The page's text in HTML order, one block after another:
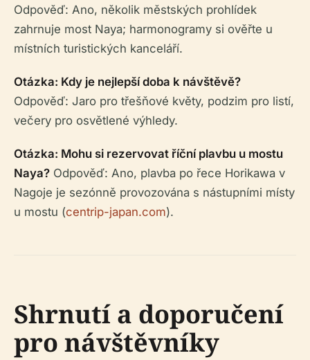
Odpověď: Ano, několik městských prohlídek
zahrnuje most Naya; harmonogramy si ověřte u
místních turistických kanceláří.
Otázka: Kdy je nejlepší doba k návštěvě?
Odpověď: Jaro pro třešňové květy, podzim pro listí,
večery pro osvětlené výhledy.
Otázka: Mohu si rezervovat říční plavbu u mostu
Naya? Odpověď: Ano, plavba po řece Horikawa v
Nagoje je sezónně provozována s nástupními místy
u mostu (centrip-japan.com).
Shrnutí a doporučení
pro návštěvníky